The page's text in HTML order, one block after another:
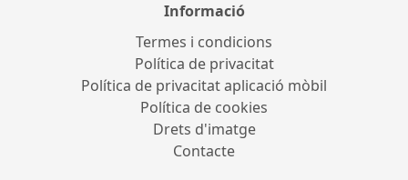
Informació
Termes i condicions
Política de privacitat
Política de privacitat aplicació mòbil
Política de cookies
Drets d'imatge
Contacte